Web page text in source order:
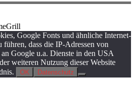
Google Fonts und ähnliche Internet-
dass die IP-Adressen von
Google u.a. Dienste in den USA
weiteren Nutzung dieser Website
OK Datenschutz